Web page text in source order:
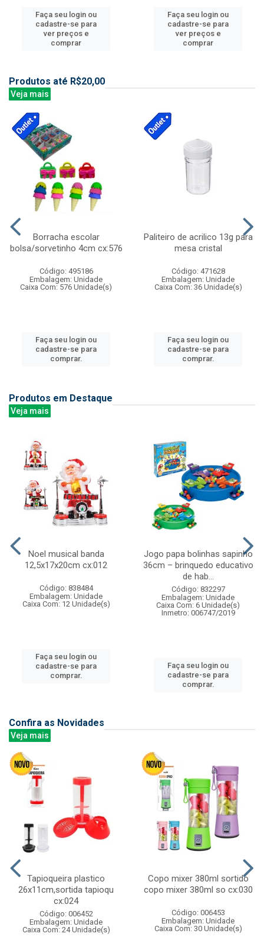
Faça seu login ou
cadastre-se para
ver preços e
comprar
Faça seu login ou
cadastre-se para
ver preços e
comprar
Produtos até R$20,00
Veja mais
Borracha escolar
bolsa/sorvetinho 4cm cx:576
Código: 495186
Embalagem: Unidade
Caixa Com: 576 Unidade(s)
Faça seu login ou
cadastre-se para
comprar.
Paliteiro de acrilico 13g para
mesa cristal
Código: 471628
Embalagem: Unidade
Caixa Com: 36 Unidade(s)
Faça seu login ou
cadastre-se para
comprar.
Produtos em Destaque
Veja mais
Noel musical banda
12,5x17x20cm cx:012
Código: 838484
Embalagem: Unidade
Caixa Com: 12 Unidade(s)
Faça seu login ou
cadastre-se para
comprar.
Jogo papa bolinhas sapinho
36cm – brinquedo educativo
de hab...
Código: 832297
Embalagem: Unidade
Caixa Com: 6 Unidade(s)
Inmetro: 006747/2019
Faça seu login ou
cadastre-se para
comprar.
Confira as Novidades
Veja mais
Tapioqueira plastico
26x11cm,sortida tapioqu
cx:024
Código: 006452
Embalagem: Unidade
Caixa Com: 24 Unidade(s)
Copo mixer 380ml sortido
copo mixer 380ml so cx:030
Código: 006453
Embalagem: Unidade
Caixa Com: 30 Unidade(s)